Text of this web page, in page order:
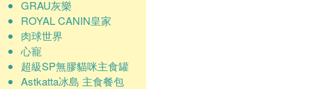
GRAU灰樂
ROYAL CANIN皇家
肉球世界
心寵
超級SP無膠貓咪主食罐
Astkatta冰島 主食餐包